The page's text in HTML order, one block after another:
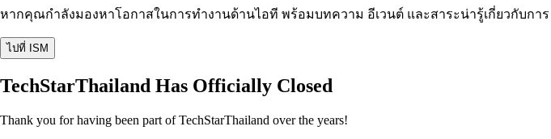
หากคุณกำลังมองหาโอกาสในการทำงานด้านไอที พร้อมบทความ อีเวนต์ และสาระน่ารู้เกี่ยวกับก
ไปที่ ISM
TechStarThailand Has Officially Closed
Thank you for having been part of TechStarThailand over the years!